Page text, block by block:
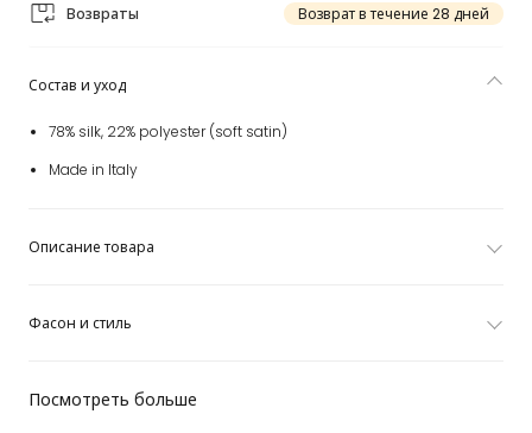
Возвраты Возврат в течение 28 дней
Посмотреть больше
Состав и уход
78% silk, 22% polyester (soft satin)
Made in Italy
Описание товара
Фасон и стиль